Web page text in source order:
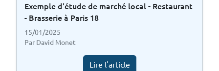
Exemple d'étude de marché local - Restaurant
- Brasserie à Paris 18
15/01/2025
Par David Monet
Lire l'article